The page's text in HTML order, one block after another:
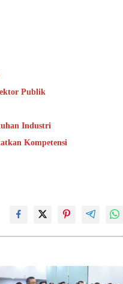
Publik
Industri
Kompetensi